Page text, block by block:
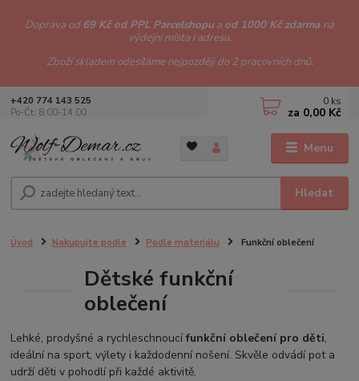
Doprava od69 Kč od PPL Parcelshopu a od 1000 Kč zdarma na
výdejní místa i adresu.
Zboží skladem odesíláme nejpozději do 2 pracovních dnů.
Menu
Hledat
+420 774 143 525
Po-Čt: 8.00-14.00
0 ks
za 0,00 Kč
Úvod Nakupujte podle Podle materiálu Funkční oblečení
Dětské funkční
oblečení
Lehké, prodyšné a rychleschnoucífunkční oblečení pro děti,
ideální na sport, výlety i každodenní nošení. Skvěle odvádí pot a
udrží děti v pohodlí při každé aktivitě.